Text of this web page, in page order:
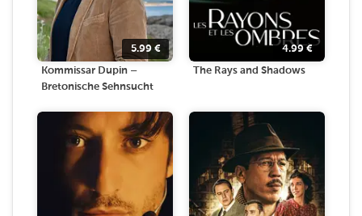
5.99 €
Kommissar Dupin –
Bretonische Sehnsucht
4.99€
The Rays and Shadows